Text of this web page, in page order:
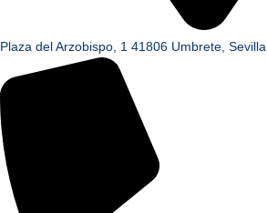
Plaza del Arzobispo, 1 41806 Umbrete, Sevilla